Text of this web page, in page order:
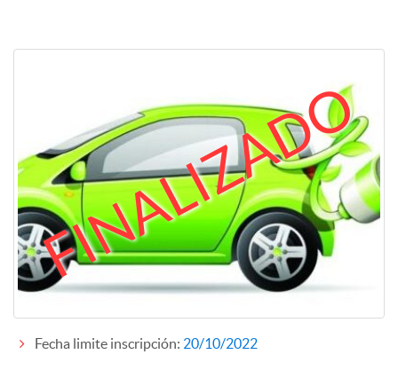
Fecha limite inscripción: 20/10/2022
FINALIZADO